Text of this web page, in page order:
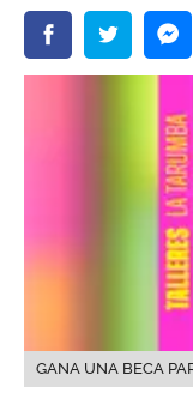
GANA UNA BECA